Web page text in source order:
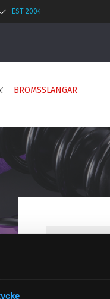
EST 2004
BROMSSLANGAR